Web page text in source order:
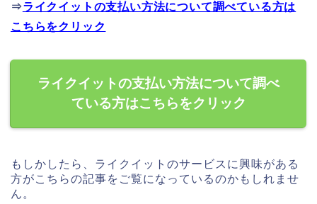
⇒ライクイットの支払い方法について調べている方は
こちらをクリック
ライクイットの支払い方法について調べ
ている方はこちらをクリック
もしかしたら、ライクイットのサービスに興味がある
方がこちらの記事をご覧になっているのかもしれませ
ん。